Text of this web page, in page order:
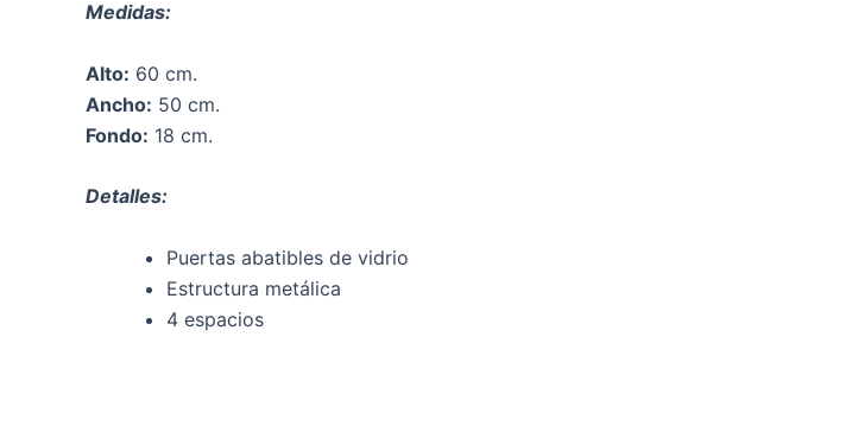
Medidas:
Alto: 60 cm.
Ancho: 50 cm.
Fondo: 18 cm.
Detalles:
Puertas abatibles de vidrio
Estructura metálica
4 espacios